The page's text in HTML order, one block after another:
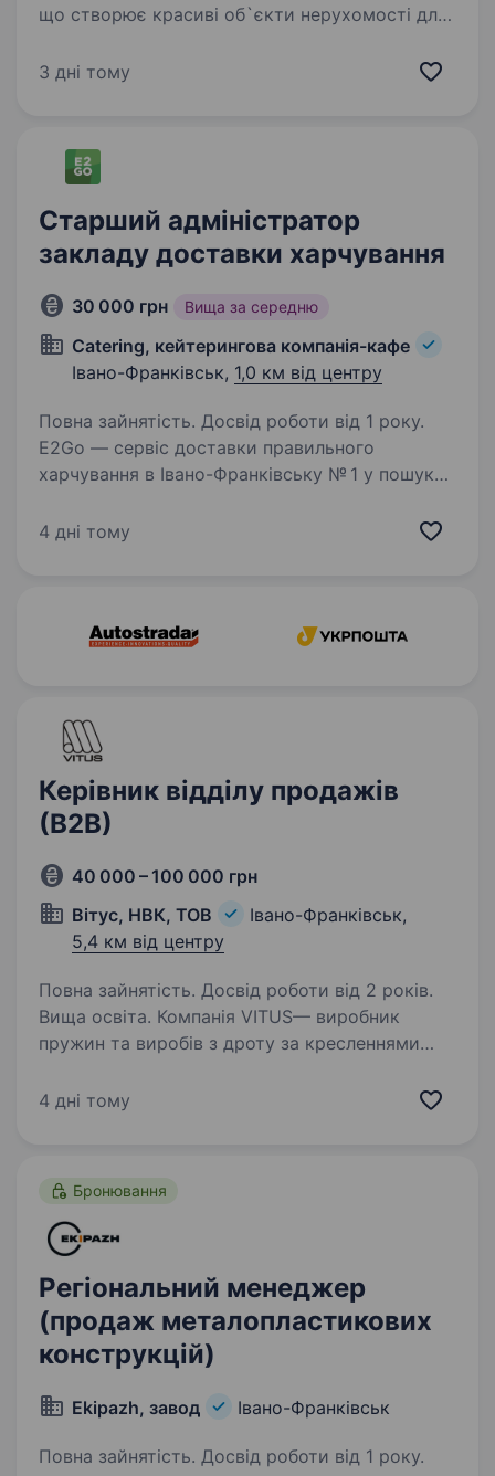
що створює красиві об`єкти нерухомості для
девелоперських проєктів ввела
3 дні тому
Старший адміністратор
закладу доставки харчування
30 000 грн Вища за середню
Catering, кейтерингова компанія-кафе
Івано-Франківськ, 1,0 км від центру
Повна зайнятість. Досвід роботи від 1 року.
E2Go — сервіс доставки правильного
харчування в Івано-Франківську № 1 у пошуку
Ми пропонуємо корисне збалансоване
4 дні тому
Керівник відділу продажів
(В2В)
40 000 – 100 000 грн
Вітус, НВК, ТОВ
Івано-Франківськ,
5,4 км від центру
Повна зайнятість. Досвід роботи від 2 років.
Вища освіта. Компанія VITUS— виробник
пружин та виробів з дроту за кресленнями
клієнти — промислові підприємства,
4 дні тому
Бронювання
Регіональний менеджер
(продаж металопластикових
конструкцій)
Ekipazh, завод Івано-Франківськ
Повна зайнятість. Досвід роботи від 1 року.